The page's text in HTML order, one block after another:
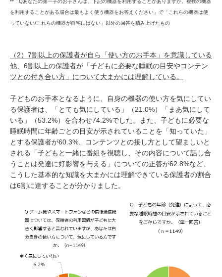
**「Qあなたの第一子のお子さんは、下記の機器を利用することがありますか。複数の機器
を利用することがある場合は最もよく使う機器をお答えください」で「これらの機器は使
っていない/これらの機器が自宅にはない」以外の回答を積み上げたもの
（2）7割以上の保護者が自ら「使い方のお手本」を意識している
他、6割以上の保護者が「子どもに必要な睡眠の目安やコンテン
ツとの付き合い方」について大まかには理解している。
子どものお手本となるように、自身の機器の使い方を気にしてい
る保護者は、「とても気にしている」（21.0%）「まあ気にして
いる」（53.2%）を合わせ74.2%でした。また、子どもに必要な
睡眠時間に年齢ごとの目安が示されていることを「知っていた」
とする保護者が60.3%、コンテンツとの接し方として望ましいと
される「子どもと一緒に番組を視聴し、その内容について話し合
うことは発達に好影響を与える」についての正答が62.8%など、
こうした基本的な知識を大まかには理解できている保護者の割合
は6割に達することが分かりました。